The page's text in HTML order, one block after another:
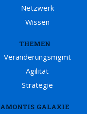
Netzwerk
Wissen
THEMEN
Veränderungsmgmt
Agilität
Strategie
AMONTIS GALAXIE